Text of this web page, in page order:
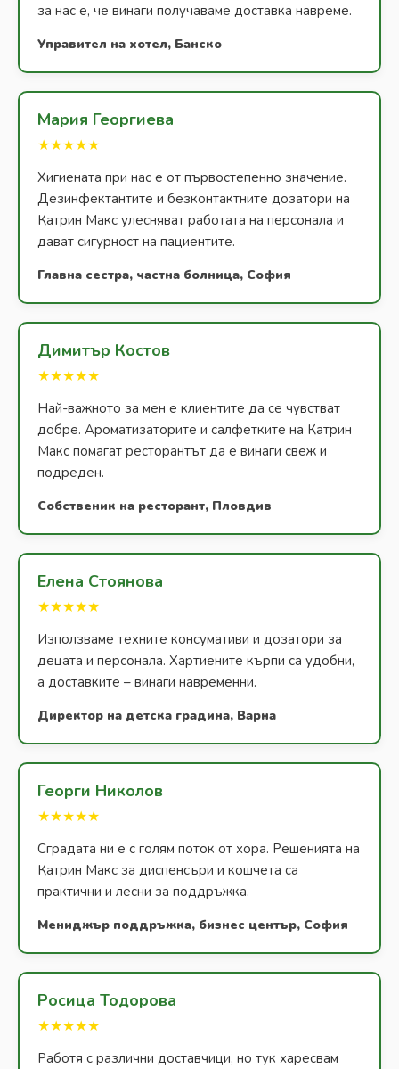
за нас е, че винаги получаваме доставка навреме.
Управител на хотел, Банско
Мария Георгиева
★★★★★
Хигиената при нас е от първостепенно значение.
Дезинфектантите и безконтактните дозатори на
Катрин Макс улесняват работата на персонала и
дават сигурност на пациентите.
Главна сестра, частна болница, София
Димитър Костов
★★★★★
Най-важното за мен е клиентите да се чувстват
добре. Ароматизаторите и салфетките на Катрин
Макс помагат ресторантът да е винаги свеж и
подреден.
Собственик на ресторант, Пловдив
Елена Стоянова
★★★★★
Използваме техните консумативи и дозатори за
децата и персонала. Хартиените кърпи са удобни,
а доставките – винаги навременни.
Директор на детска градина, Варна
Георги Николов
★★★★★
Сградата ни е с голям поток от хора. Решенията на
Катрин Макс за диспенсъри и кошчета са
практични и лесни за поддръжка.
Мениджър поддръжка, бизнес център, София
Росица Тодорова
★★★★★
Работя с различни доставчици, но тук харесвам